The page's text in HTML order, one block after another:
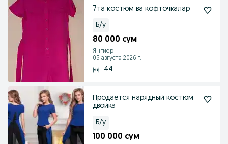
7та костюм ва кофточкалар
Б/у
80 000 сум
Янгиер
05 августа 2026 г.
44
Продаётся нарядный костюм
двойка
Б/у
100 000 сум